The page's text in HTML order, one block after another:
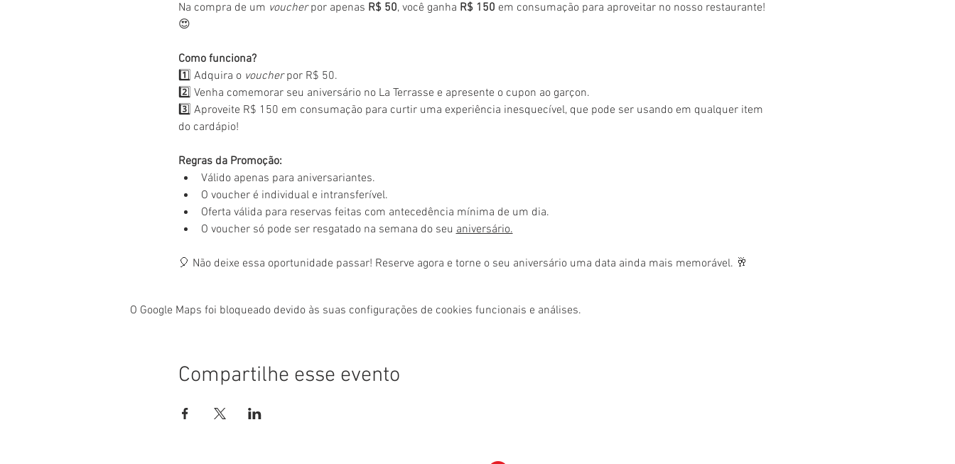
Na compra de um voucher por apenas R$ 50, você ganha R$ 150 em consumação para aproveitar no nosso restaurante!
😍
Como funciona?
1️⃣ Adquira o voucher por R$ 50.
2️⃣ Venha comemorar seu aniversário no La Terrasse e apresente o cupon ao garçon.
3️⃣ Aproveite R$ 150 em consumação para curtir uma experiência inesquecível, que pode ser usando em qualquer item
do cardápio!
Regras da Promoção:
Válido apenas para aniversariantes.
O voucher é individual e intransferível.
Oferta válida para reservas feitas com antecedência mínima de um dia.
O voucher só pode ser resgatado na semana do seu aniversário.
🎈 Não deixe essa oportunidade passar! Reserve agora e torne o seu aniversário uma data ainda mais memorável. 🥂
O Google Maps foi bloqueado devido às suas configurações de cookies funcionais e análises.
Compartilhe esse evento